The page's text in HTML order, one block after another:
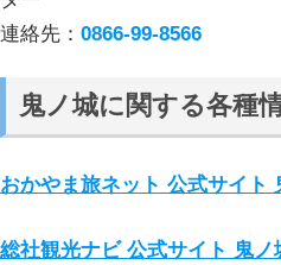
連絡先： 0866-99-8566
鬼ノ城に関する各種
おかやま旅ネット 公式サイト
総社観光ナビ 公式サイト 鬼